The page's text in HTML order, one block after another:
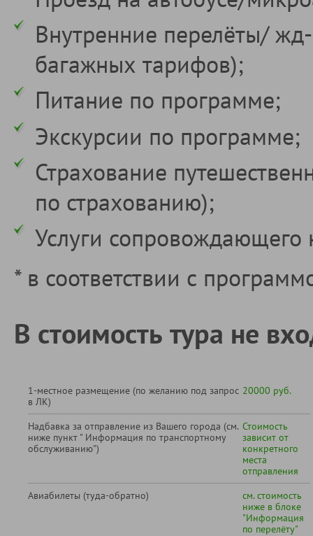
Внутренние перелёты/
багажных тарифов);
Питание по программе;
Экскурсии по программе;
Страхование
по страхованию);
Услуги сопровождающего
* в соответствии с
В стоимость тура не
1-местное размещение (по желанию под запрос
в ЛК)
20000 руб.
Надбавка за отправление из Вашего города (см.
ниже пункт " Информация по транспортному
обслуживанию")
Стоимость
зависит от
конкретного
места
отправления
Авиабилеты (туда-обратно)
см. стоимость
ниже в блоке
"Информация
по перелёту"